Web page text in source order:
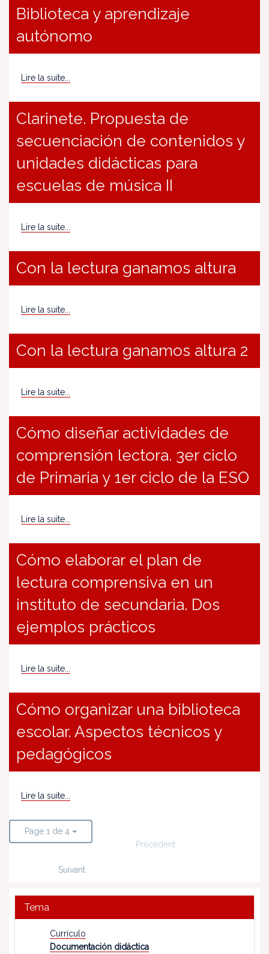
Biblioteca y aprendizaje
autónomo
Lire la suite...
Clarinete. Propuesta de
secuenciación de contenidos y
unidades didácticas para
escuelas de música II
Lire la suite...
Con la lectura ganamos altura
Lire la suite...
Con la lectura ganamos altura 2
Lire la suite...
Cómo diseñar actividades de
comprensión lectora. 3er ciclo
de Primaria y 1er ciclo de la ESO
Lire la suite...
Cómo elaborar el plan de
lectura comprensiva en un
instituto de secundaria. Dos
ejemplos prácticos
Lire la suite...
Cómo organizar una biblioteca
escolar. Aspectos técnicos y
pedagógicos
Lire la suite...
Page 1 de 4
Précédent
Suivant
Tema
Currículo
Documentación didáctica